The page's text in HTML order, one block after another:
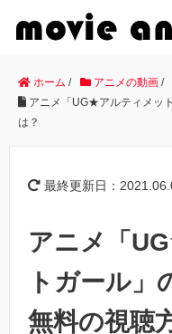
ホーム / アニメの動画 /
アニメ「UG★アルティメッ
は？
最終更新日：
アニメ「
トガール」
無料の視聴